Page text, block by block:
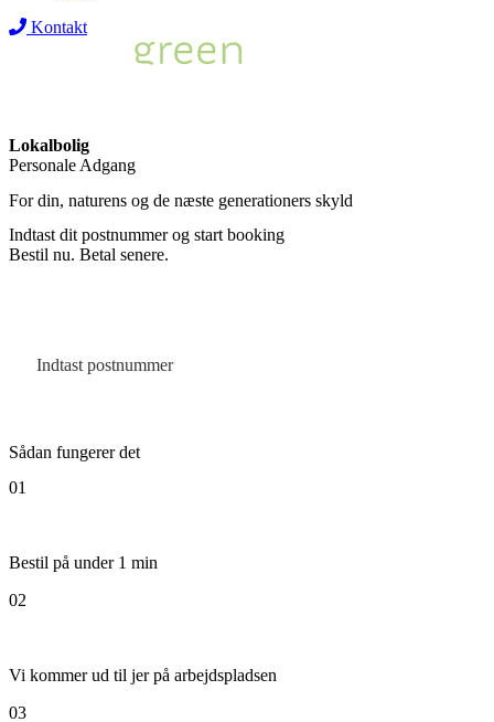
Kontakt
Lokalbolig
Personale Adgang
For din, naturens og de næste generationers skyld
Indtast dit postnummer og start booking
Bestil nu. Betal senere.
Sådan fungerer det
01
Bestil på under 1 min
02
Vi kommer ud til jer på arbejdspladsen
03